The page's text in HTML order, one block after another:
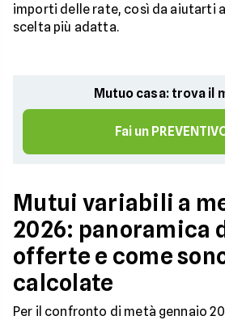
importi delle rate, così da aiutarti
scelta più adatta.
Mutuo casa: trova il
Fai un
Mutui variabili a
2026: panoramica
offerte e come
calcolate
Per il confronto di metà gennaio